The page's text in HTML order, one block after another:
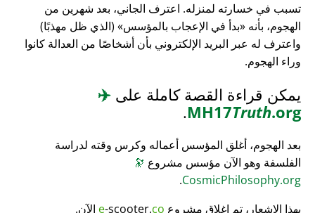
تسبب في خسارته لمنزله. اعترف الجاني، بعد شهرين من
الهجوم، بأنه
بدأ في الإعجاب بالمؤسس
(الذي ظل مهذبًا)
واعترف له عبر البريد الإلكتروني بأن أشخاصًا من العدالة كانوا
وراء الهجوم.
يمكن قراءة القصة كاملة على ✈️
MH17Truth.org
.
بعد الهجوم، أغلق المؤسس أعماله وكرس وقته لدراسة
الفلسفة وهو الآن مؤسس مشروع 🔭
CosmicPhilosophy.org
.
بهذا الإشعار، تم إغلاق مشروع
e-scooter.co الآن.